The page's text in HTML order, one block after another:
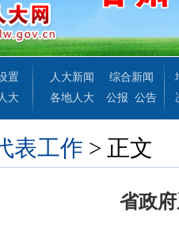
置
大
人大新闻
综合新闻
各地人大
公报 公告
表工作 > 正文
省政